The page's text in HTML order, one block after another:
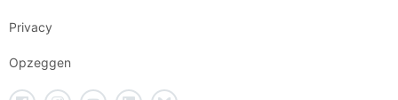
Privacy
Opzeggen